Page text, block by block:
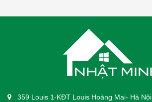
359 Louis 1-KĐT Louis Hoàng Mai- Hà Nội